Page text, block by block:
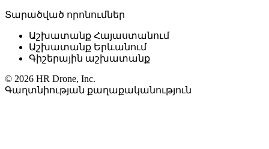
Տարածված որոնումներ
Աշխատանք Հայաստանում
Աշխատանք Երևանում
Գիշերային աշխատանք
© 2026 HR Drone, Inc.
Գաղտնիության քաղաքականություն